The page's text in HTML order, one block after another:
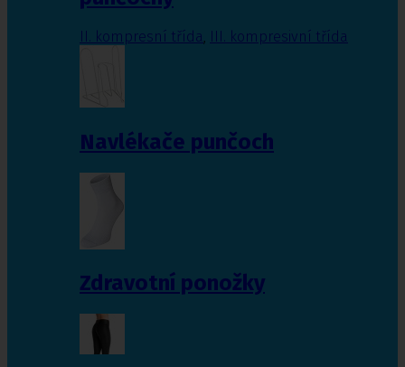
II. kompresní třída III. kompresivní třída
Navlékače punčoch
Zdravotní ponožky